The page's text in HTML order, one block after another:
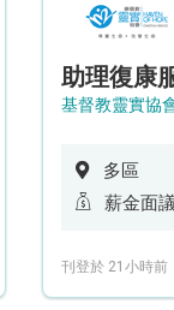
基督教靈實協
多區
薪金面
刊登於 21小時前